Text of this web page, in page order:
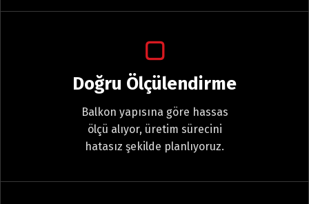
▢
Doğru Ölçülendirme
Balkon yapısına göre hassas
ölçü alıyor, üretim sürecini
hatasız şekilde planlıyoruz.